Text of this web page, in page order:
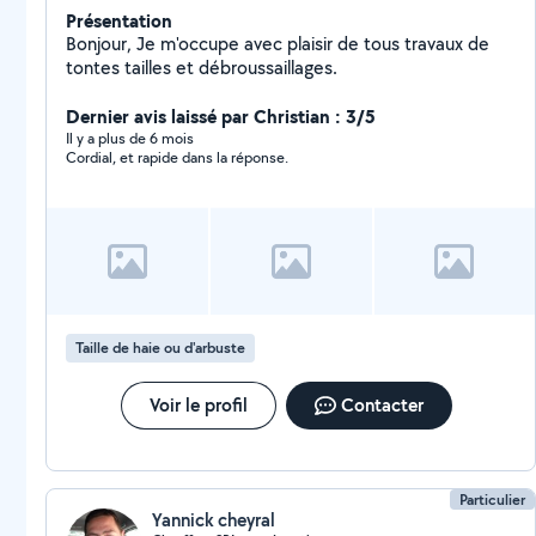
Présentation
Bonjour, Je m'occupe avec plaisir de tous travaux de
tontes tailles et débroussaillages.
Dernier avis laissé par Christian : 3/5
Il y a plus de 6 mois
Cordial, et rapide dans la réponse.
Taille de haie ou d'arbuste
Voir le profil Contacter
Particulier
Yannick cheyral